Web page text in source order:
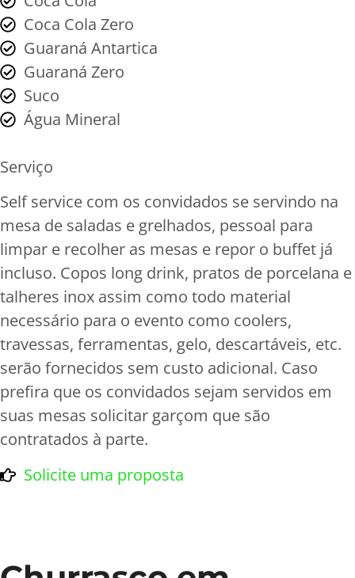
Coca Cola Zero
Guaraná Antartica
Guaraná Zero
Suco
Água Mineral
Serviço
Self service com os convidados se servindo na
mesa de saladas e grelhados, pessoal para
limpar e recolher as mesas e repor o buffet já
incluso. Copos long drink, pratos de porcelana e
talheres inox assim como todo material
necessário para o evento como coolers,
travessas, ferramentas, gelo, descartáveis, etc.
serão fornecidos sem custo adicional. Caso
prefira que os convidados sejam servidos em
suas mesas solicitar garçom que são
contratados à parte.
Solicite uma proposta